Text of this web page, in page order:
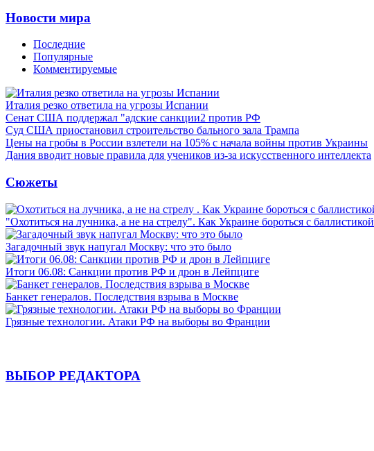
Новости мира
Последние
Популярные
Комментируемые
Италия резко ответила на угрозы Испании
Сенат США поддержал "адские санкции2 против РФ
Суд США приостановил строительство бального зала Трампа
Цены на гробы в России взлетели на 105% с начала войны против Украины
Дания вводит новые правила для учеников из-за искусственного интеллекта
Сюжеты
"Охотиться на лучника, а не на стрелу". Как Украине бороться с баллистикой
Загадочный звук напугал Москву: что это было
Итоги 06.08: Санкции против РФ и дрон в Лейпциге
Банкет генералов. Последствия взрыва в Москве
Грязные технологии. Атаки РФ на выборы во Франции
ВЫБОР РЕДАКТОРА